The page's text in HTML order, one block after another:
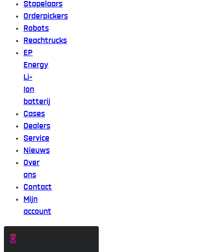
Stapelaars
Orderpickers
Robots
Reachtrucks
EP
Energy
Li-
Ion
batterij
Cases
Dealers
Service
Nieuws
Over
ons
Contact
Mijn
account
0